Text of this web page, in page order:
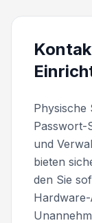
Physische
Passwort-
und
bieten
den Sie